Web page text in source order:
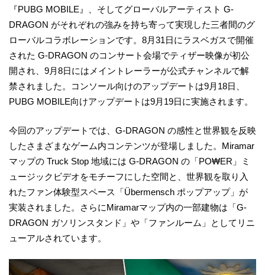
『PUBG MOBILE』、そしてグローバルアーティスト G-
DRAGON がそれぞれの強みを持ち寄って実現した三者間のグ
ローバルコラボレーションです。8月31日にラスベガスで開催
された G-DRAGON のコンサート会場でティザー映像が初公
開され、9月8日にはメイントレーラーが公式チャンネルで解
禁されました。コンソール向けのアップデートは9月18日、
PUBG MOBILE向けアップデートは9月19日に実施されます。
今回のアップデートでは、G-DRAGON の感性と世界観を反映
したさまざまなゲーム内コンテンツが登場しました。Miramar
マップの Truck Stop 地域には G-DRAGON の「PO₩ER」ミ
ュージックビデオをモチーフにした空間と、世界観を取り入
れたファン体験型スペース「Übermensch ポップアップ」が
実装されました。さらにMiramarマップ内の一部建物は「G-
DRAGON ガソリンスタンド」や「ファンルーム」としてリニ
ューアルされています。